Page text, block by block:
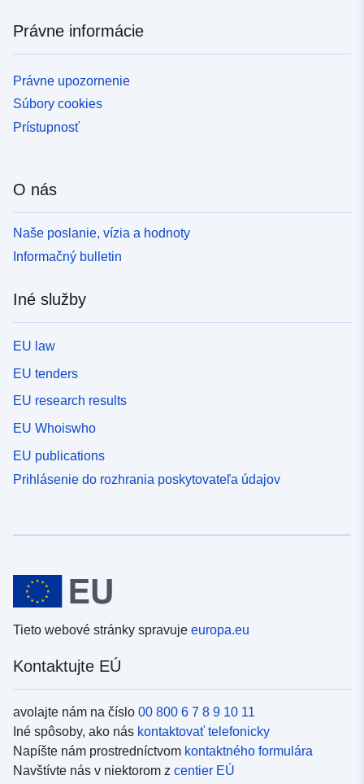
Právne informácie
Právne upozornenie
Súbory cookies
Prístupnosť
O nás
Naše poslanie, vízia a hodnoty
Informačný bulletin
Iné služby
EU law
EU tenders
EU research results
EU Whoiswho
EU publications
Prihlásenie do rozhrania poskytovateľa údajov
Tieto webové stránky spravuje europa.eu
Kontaktujte EÚ
avolajte nám na číslo 00 800 6 7 8 9 10 11
Iné spôsoby, ako nás kontaktovať telefonicky
Napíšte nám prostredníctvom kontaktného formulára
Navštívte nás v niektorom z centier EÚ